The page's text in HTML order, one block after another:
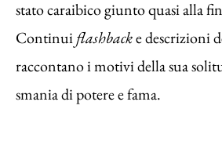
stato caraibico giunto quasi alla
Continuiflashbacke descrizioni
raccontano i motivi della sua
smania di potere e fama.